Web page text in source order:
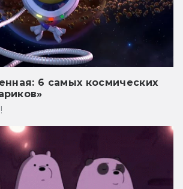
6 самых космических